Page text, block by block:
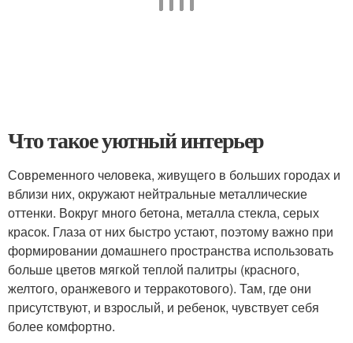
Что такое уютный интерьер
Современного человека, живущего в больших городах и
вблизи них, окружают нейтральные металлические
оттенки. Вокруг много бетона, металла стекла, серых
красок. Глаза от них быстро устают, поэтому важно при
формировании домашнего пространства использовать
больше цветов мягкой теплой палитры (красного,
желтого, оранжевого и терракотового). Там, где они
присутствуют, и взрослый, и ребенок, чувствует себя
более комфортно.